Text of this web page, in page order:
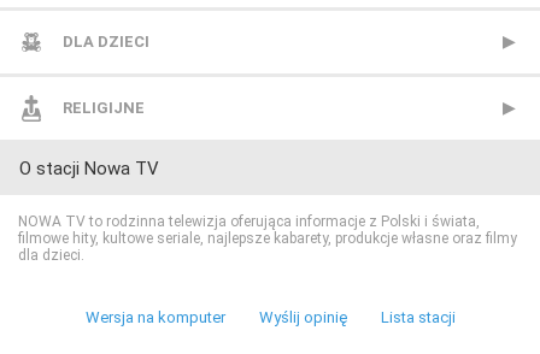
AXN Black
AXN Spin
AXN White
BBC First
CANAL+ Sport 3
CANAL+ Sport 4
CANAL+ Sport 5
Eleven Sports 1
Eleven Sports 2
TVN24 Biznes i Świat
TVP Info
Wydarzenia 24
CANAL+ Dokument
CBS Reality
CI Polsat
Discovery Channel
Discovery Historia
Mezzo
MTV Polska
TVP Rozrywka
BBC Lifestyle
CANAL+ Domo
CANAL+ Kuchnia
Food Network
DLA DZIECI
Cartoon Network
Cartoonito
Disney Channel
RELIGIJNE
TV Trwam
O stacji Nowa TV
NOWA TV to rodzinna telewizja oferująca informacje z Polski i świata,
filmowe hity, kultowe seriale, najlepsze kabarety, produkcje własne oraz filmy
dla dzieci.
Wersja na komputer Wyślij opinię Lista stacji